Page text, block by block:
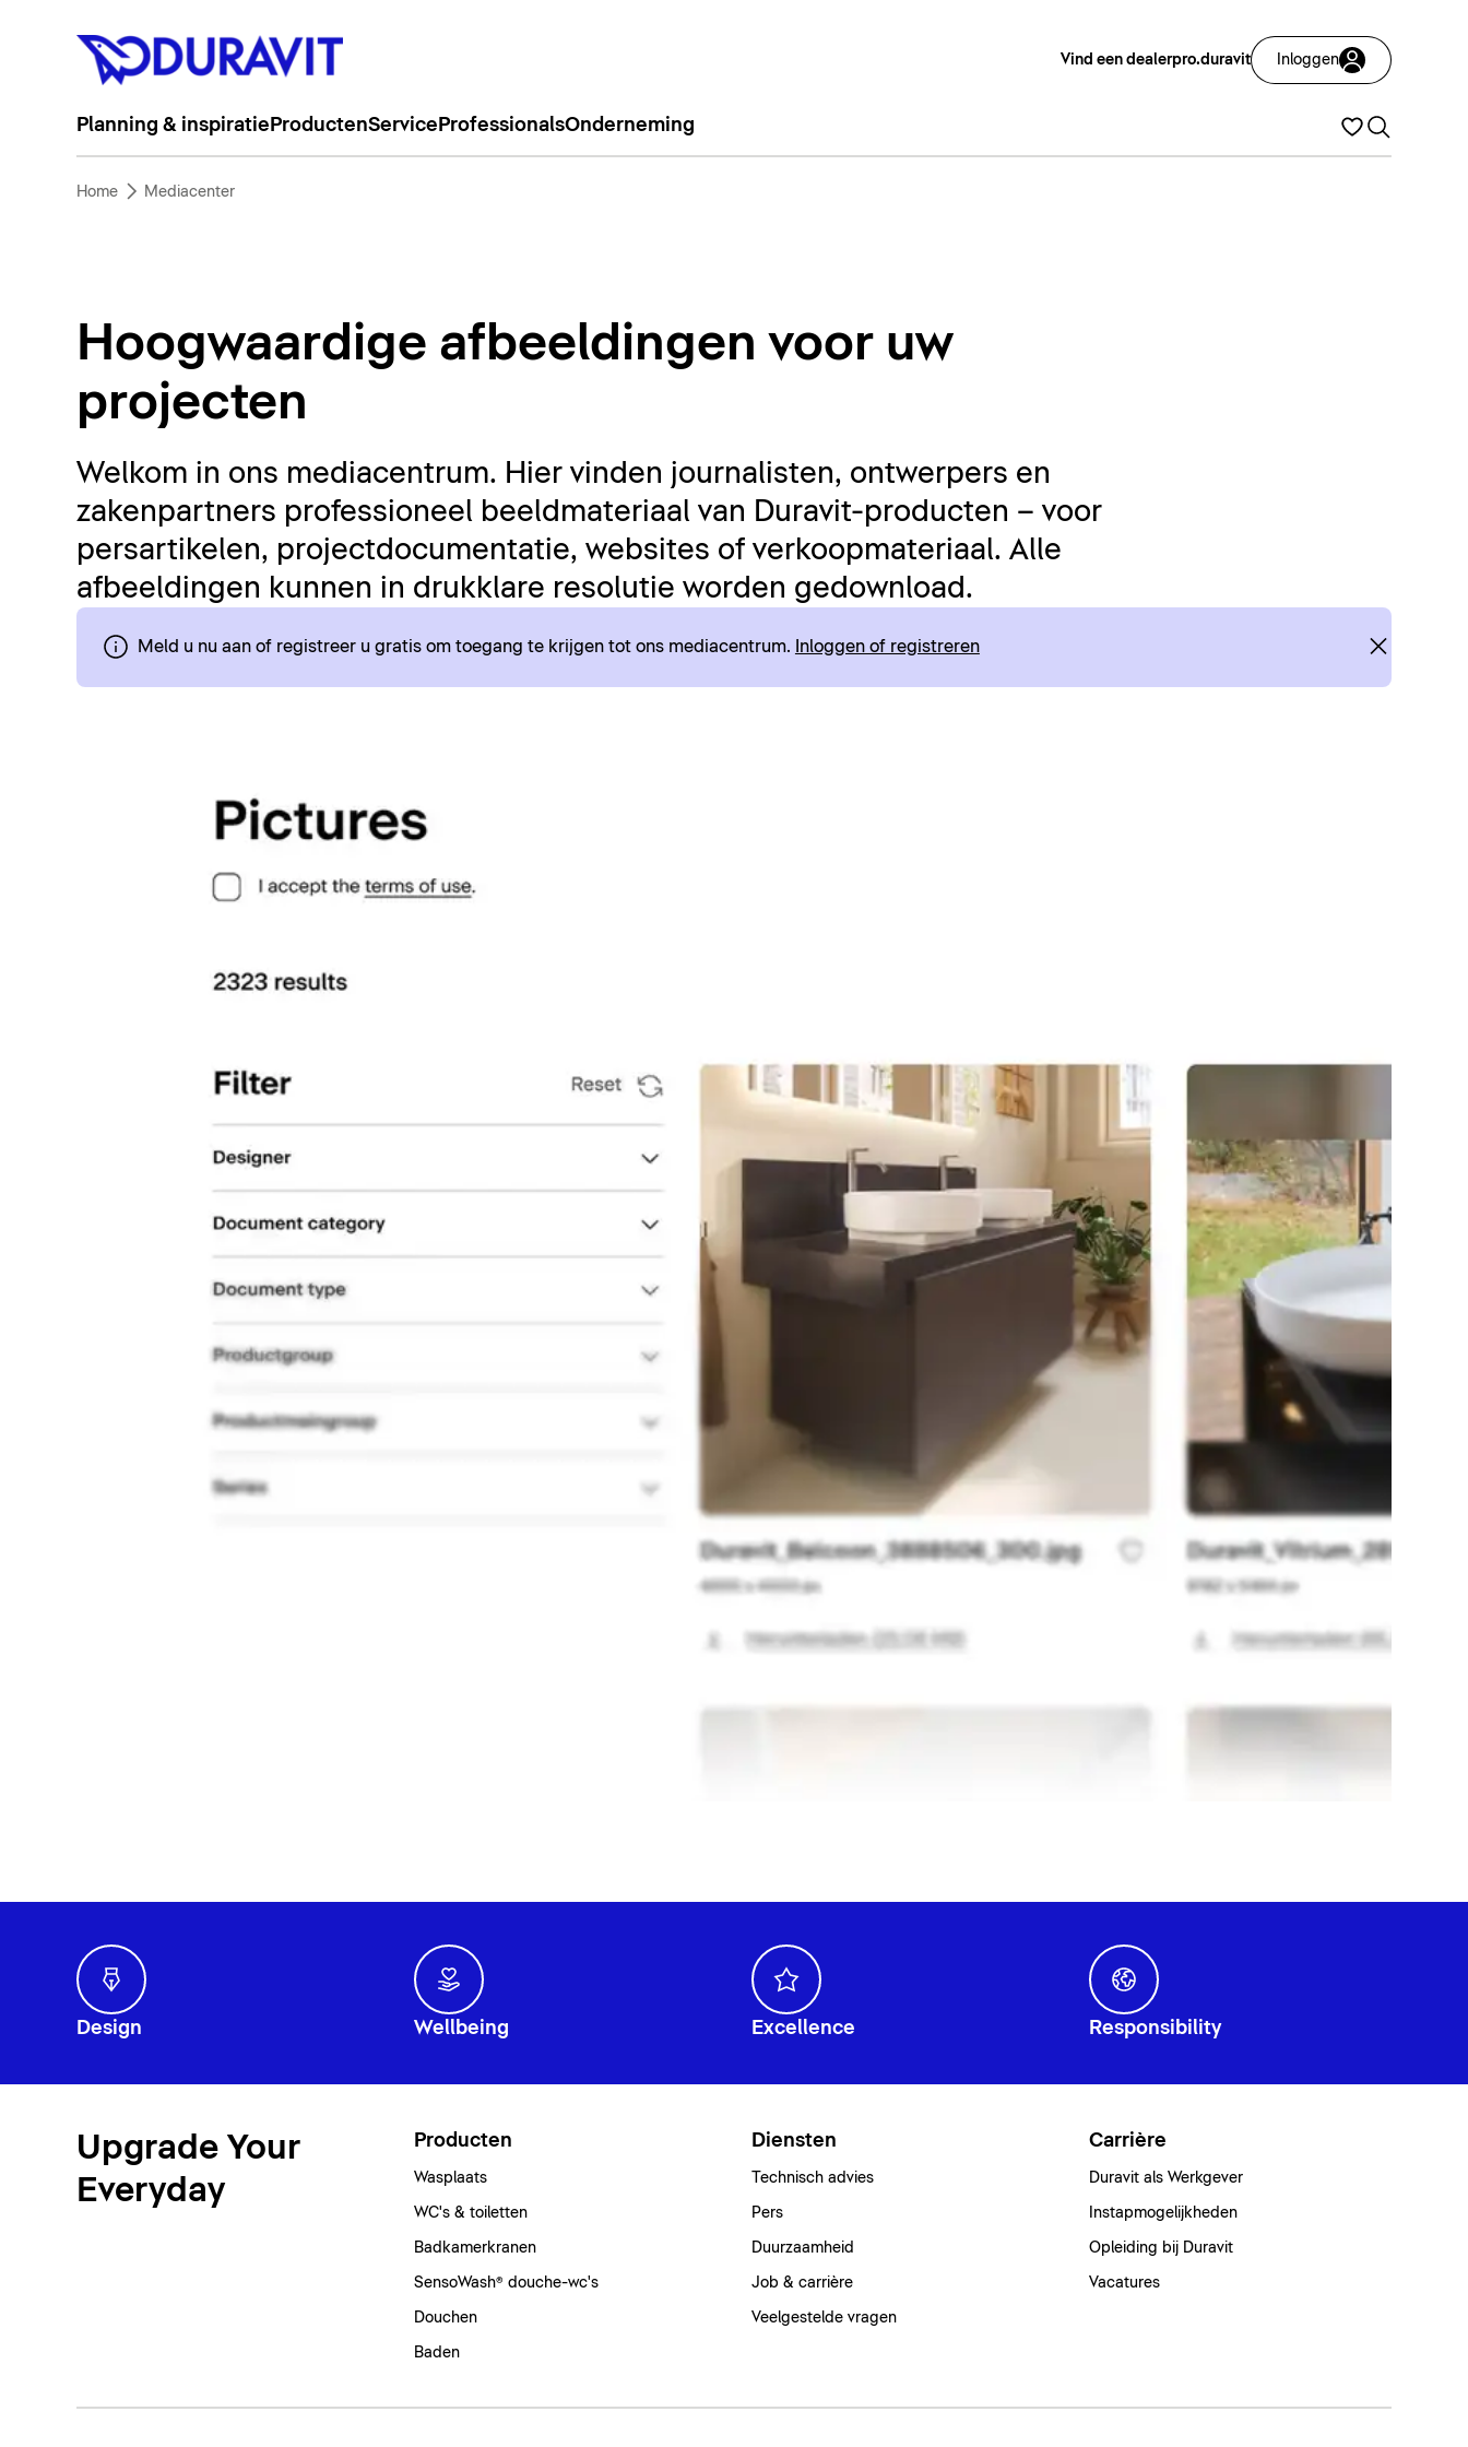
Vind een dealerpro.duravit Inloggen
Planning & inspiratie ProductenService ProfessionalsOnderneming
Home Mediacenter
Hoogwaardige afbeeldingen voor uw
projecten
Welkom in ons mediacentrum. Hier vinden journalisten, ontwerpers en
zakenpartners professioneel beeldmateriaal van Duravit-producten – voor
persartikelen, projectdocumentatie, websites of verkoopmateriaal. Alle
afbeeldingen kunnen in drukklare resolutie worden gedownload.
Meld u nu aan of registreer u gratis om toegang te krijgen tot ons mediacentrum. Inloggen of registreren
Design Wellbeing Excellence Responsibility
Upgrade Your
Everyday
Producten
Wasplaats
WC's & toiletten
Badkamerkranen
SensoWash® douche-wc's
Douchen
Baden
Diensten
Technisch advies
Pers
Duurzaamheid
Job & carrière
Veelgestelde vragen
Carrière
Duravit als Werkgever
Instapmogelijkheden
Opleiding bij Duravit
Vacatures